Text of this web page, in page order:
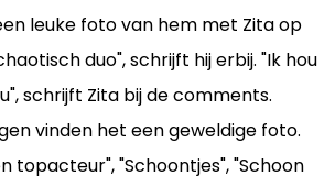
leuke foto van hem met Zita op
duo", schrijft hij erbij. "Ik hou
schrijft Zita bij de comments.
vinden het een geweldige foto.
topacteur", "Schoontjes", "Schoon